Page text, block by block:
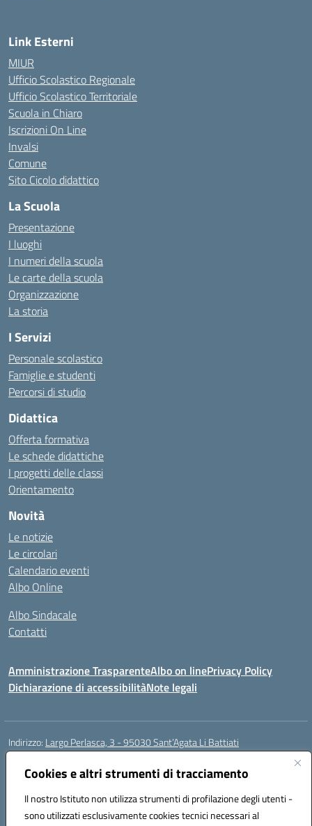
Cookies e altri strumenti di tracciamento
Il nostro Istituto non utilizza strumenti di profilazione degli utenti -
sono utilizzati esclusivamente cookies tecnici necessari al
Link Esterni
MIUR
Ufficio Scolastico Regionale
Ufficio Scolastico Territoriale
Scuola in Chiaro
Iscrizioni On Line
Invalsi
Comune
Sito Cicolo didattico
La Scuola
Presentazione
I luoghi
I numeri della scuola
Le carte della scuola
Organizzazione
La storia
I Servizi
Personale scolastico
Famiglie e studenti
Percorsi di studio
Didattica
Offerta formativa
Le schede didattiche
I progetti delle classi
Orientamento
Novità
Le notizie
Le circolari
Calendario eventi
Albo Online
Albo Sindacale
Contatti
Amministrazione TrasparenteAlbo on linePrivacy Policy
Dichiarazione di accessibilitàNote legali
Indirizzo: Largo Perlasca, 3 - 95030 Sant’Agata Li Battiati
Centralino:
ctic8bl002@istruzione.it
Posta elettronica certificata (PEC):ctic8bl002@pec.istruzione.it
Codice fiscale: 93253680875
Codice meccanografico:CTIC8BL002